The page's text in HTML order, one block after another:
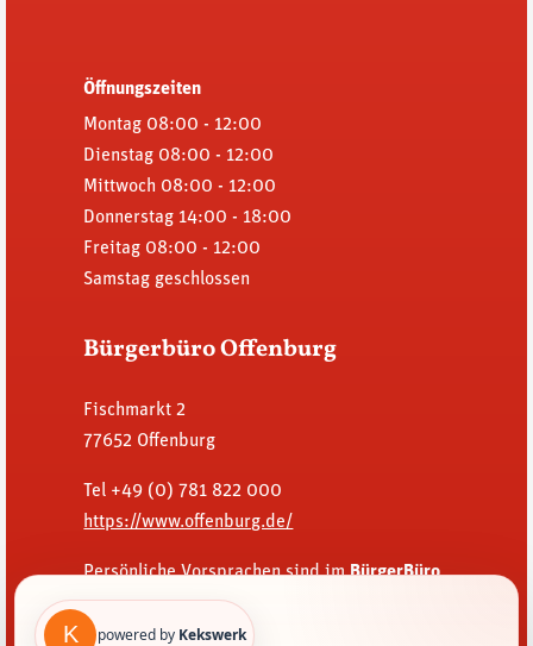
Öffnungszeiten
Montag 08:00 - 12:00
Dienstag 08:00 - 12:00
Mittwoch 08:00 - 12:00
Donnerstag 14:00 - 18:00
Freitag 08:00 - 12:00
Samstag geschlossen
Bürgerbüro Offenburg
Fischmarkt 2
77652 Offenburg
Tel +49 (0) 781 822 000
https://www.offenburg.de/
Persönliche Vorsprachen sind imBürgerBüro
zu folgenden Öffnungszeiten möglich:
Montag bis Freitag von 8 bis 18 Uhr und
powered by Kekswerk